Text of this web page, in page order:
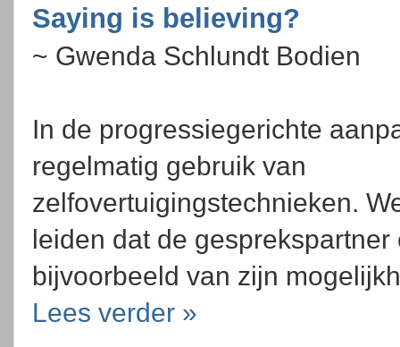
Saying is believing?
~ Gwenda Schlundt Bodien
In de progressiegerichte
regelmatig gebruik van
zelfovertuigingstechnieken.
leiden dat de
bijvoorbeeld van zijn
Lees verder »